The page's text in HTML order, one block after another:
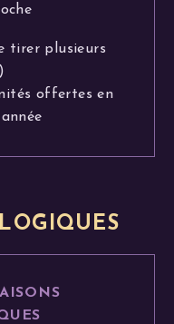
tirer plusieurs
offertes en